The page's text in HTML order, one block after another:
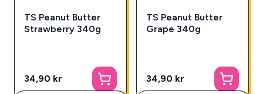
TS Peanut Butter
Strawberry 340g
34,90 kr
TS Peanut Butter
Grape 340g
34,90 kr